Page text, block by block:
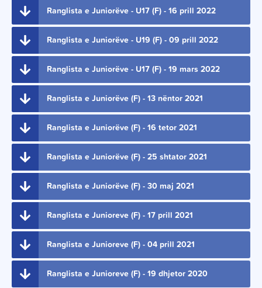
Ranglista e Juniorëve - U17 (F) - 16 prill 2022
Ranglista e Juniorëve - U19 (F) - 09 prill 2022
Ranglista e Juniorëve - U17 (F) - 19 mars 2022
Ranglista e Juniorëve (F) - 13 nëntor 2021
Ranglista e Juniorëve (F) - 16 tetor 2021
Ranglista e Juniorëve (F) - 25 shtator 2021
Ranglista e Juniorëve (F) - 30 maj 2021
Ranglista e Junioreve (F) - 17 prill 2021
Ranglista e Junioreve (F) - 04 prill 2021
Ranglista e Junioreve (F) - 19 dhjetor 2020